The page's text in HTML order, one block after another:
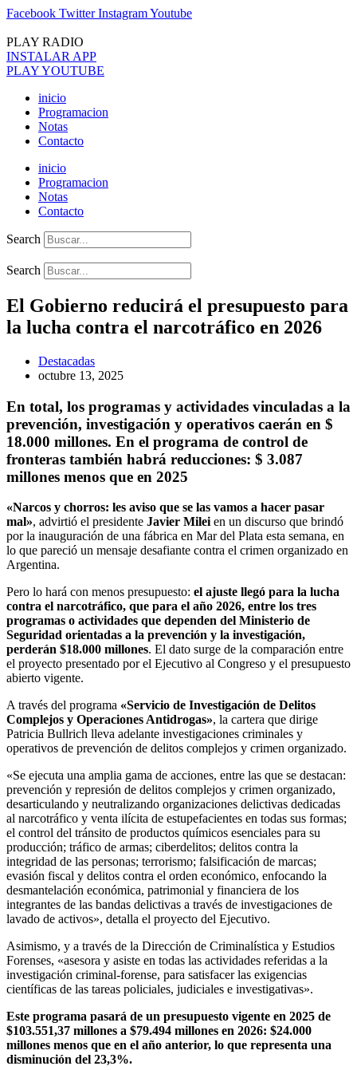
Ir
contenido
Facebook Twitter InstagramYoutube
PLAY RADIO
INSTALAR APP
PLAY YOUTUBE
inicio
Programacion
Notas
Contacto
inicio
Programacion
Notas
Contacto
Search
Search
El Gobierno reducirá el presupuesto para
la lucha contra el narcotráfico en 2026
Destacadas
octubre 13, 2025
En total, los programas y actividades vinculadas a la
prevención, investigación y operativos caerán en $
18.000 millones. En el programa de control de
fronteras también habrá reducciones: $ 3.087
millones menos que en 2025
«Narcos y chorros: les aviso que se las vamos a hacer pasar
mal», advirtió el presidente Javier Milei en un discurso que brindó
por la inauguración de una fábrica en Mar del Plata esta semana, en
lo que pareció un mensaje desafiante contra el crimen organizado en
Argentina.
Pero lo hará con menos presupuesto: el ajuste llegó para la lucha
contra el narcotráfico, que para el año 2026, entre los tres
programas o actividades que dependen del Ministerio de
Seguridad orientadas a la prevención y la investigación,
perderán $18.000 millones. El dato surge de la comparación entre
el proyecto presentado por el Ejecutivo al Congreso y el presupuesto
abierto vigente.
A través del programa «Servicio de Investigación de Delitos
Complejos y Operaciones Antidrogas», la cartera que dirige
Patricia Bullrich lleva adelante investigaciones criminales y
operativos de prevención de delitos complejos y crimen organizado.
«Se ejecuta una amplia gama de acciones, entre las que se destacan:
prevención y represión de delitos complejos y crimen organizado,
desarticulando y neutralizando organizaciones delictivas dedicadas
al narcotráfico y venta ilícita de estupefacientes en todas sus formas;
el control del tránsito de productos químicos esenciales para su
producción; tráfico de armas; ciberdelitos; delitos contra la
integridad de las personas; terrorismo; falsificación de marcas;
evasión fiscal y delitos contra el orden económico, enfocando la
desmantelación económica, patrimonial y financiera de los
integrantes de las bandas delictivas a través de investigaciones de
lavado de activos», detalla el proyecto del Ejecutivo.
Asimismo, y a través de la Dirección de Criminalística y Estudios
Forenses, «asesora y asiste en todas las actividades referidas a la
investigación criminal-forense, para satisfacer las exigencias
científicas de las tareas policiales, judiciales e investigativas».
Este programa pasará de un presupuesto vigente en 2025 de
$103.551,37 millones a $79.494 millones en 2026: $24.000
millones menos que en el año anterior, lo que representa una
disminución del 23,3%.